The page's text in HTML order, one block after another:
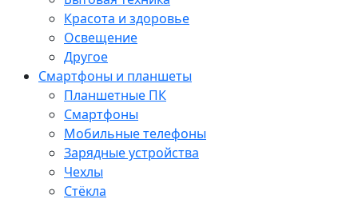
Красота и здоровье
Освещение
Другое
Смартфоны и планшеты
Планшетные ПК
Смартфоны
Мобильные телефоны
Зарядные устройства
Чехлы
Стёкла